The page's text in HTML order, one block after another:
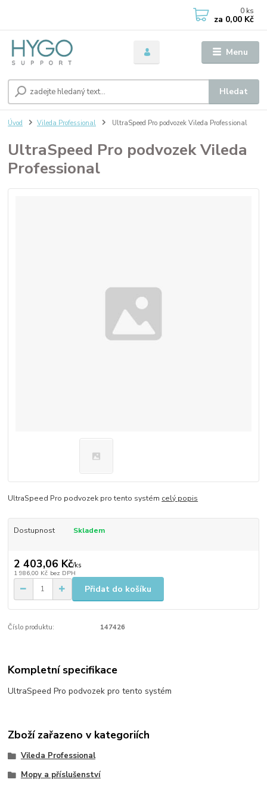
Menu
Hledat
0 ks
za 0,00 Kč
Úvod Vileda Professional UltraSpeed Pro podvozek Vileda Professional
UltraSpeed Pro podvozek Vileda
Professional
UltraSpeed Pro podvozek pro tento systém celý popis
Dostupnost Skladem
2 403,06 Kč/ks
1 986,00 Kč bez DPH
Přidat do košíku
Číslo produktu: 147426
Kompletní specifikace
UltraSpeed Pro podvozek pro tento systém
Zboží zařazeno v kategoriích
Vileda Professional
Mopy a příslušenství